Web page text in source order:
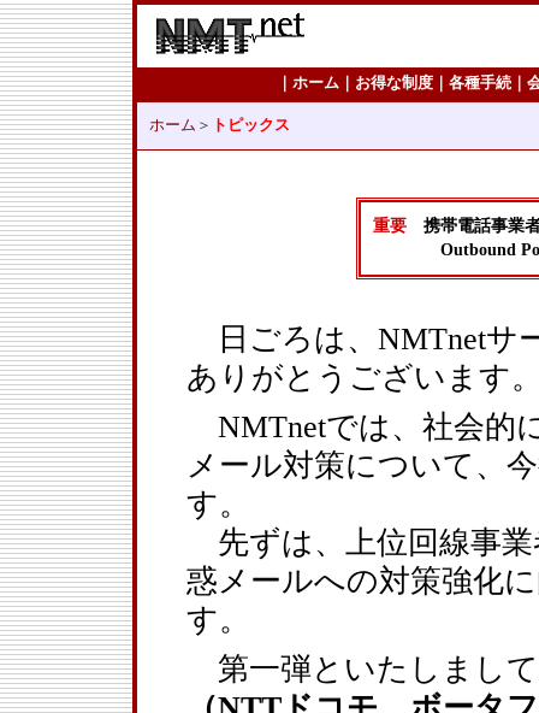
ホーム お得な制度 各種手続
ホーム ＞ トピックス
重要携帯電話事業者
Outbound
日ごろは、NMTnetサ
ありがとうございます
NMTnetでは、社会的
メール対策について、
す。
先ずは、上位回線事
惑メールへの対策強化
す。
第一弾といたしまし